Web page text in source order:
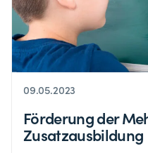
09.05.2023
Förderung der
Zusatzausbildung